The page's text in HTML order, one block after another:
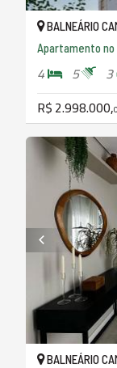
BALNEÁRIO
Apartamento no
4 5 3
R$ 2.998.000,
BALNEÁRIO